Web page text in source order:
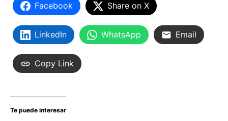
Facebook Share on X
LinkedIn WhatsApp Email
Copy Link
Te puede interesar